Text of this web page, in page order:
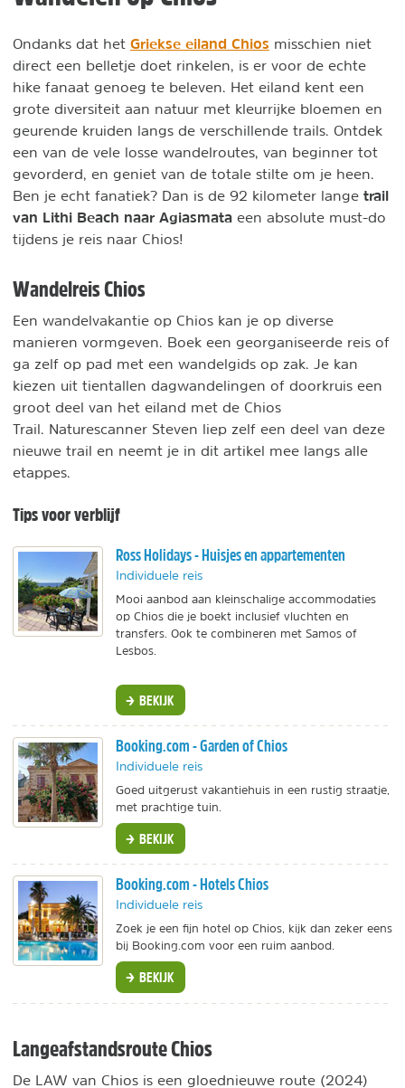
Ondanks dat het Griekse eiland Chios misschien niet
direct een belletje doet rinkelen, is er voor de echte
hike fanaat genoeg te beleven. Het eiland kent een
grote diversiteit aan natuur met kleurrijke bloemen en
geurende kruiden langs de verschillende trails. Ontdek
een van de vele losse wandelroutes, van beginner tot
gevorderd, en geniet van de totale stilte om je heen.
Ben je echt fanatiek? Dan is de 92 kilometer lange trail
van Lithi Beach naar Agiasmata een absolute must-do
tijdens je reis naar Chios!
Wandelreis Chios
Een wandelvakantie op Chios kan je op diverse
manieren vormgeven. Boek een georganiseerde reis of
ga zelf op pad met een wandelgids op zak. Je kan
kiezen uit tientallen dagwandelingen of doorkruis een
groot deel van het eiland met de Chios
Trail. Naturescanner Steven liep zelf een deel van deze
nieuwe trail en neemt je in dit artikel mee langs alle
etappes.
Tips voor verblijf
Ross Holidays - Huisjes en appartementen
Individuele reis
Mooi aanbod aan kleinschalige accommodaties
op Chios die je boekt inclusief vluchten en
transfers. Ook te combineren met Samos of
Lesbos.
BEKIJK
Booking.com - Garden of Chios
Individuele reis
Goed uitgerust vakantiehuis in een rustig straatje,
met prachtige tuin.
BEKIJK
Booking.com - Hotels Chios
Individuele reis
Zoek je een fijn hotel op Chios, kijk dan zeker eens
bij Booking.com voor een ruim aanbod.
BEKIJK
Langeafstandsroute Chios
De LAW van Chios is een gloednieuwe route (2024)